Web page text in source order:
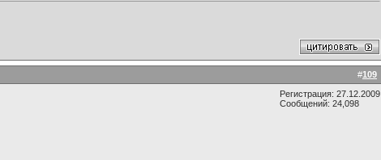
#109
Регистрация: 27.12.2009
Сообщений: 24,098